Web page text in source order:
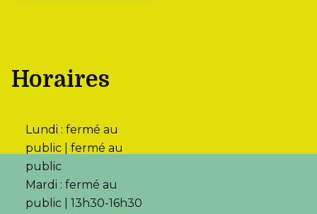
Horaires
Lundi : fermé au
public | fermé au
public
Mardi : fermé au
public | 13h30-16h30